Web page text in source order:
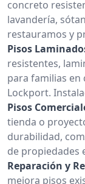
concreto
lavandería,
restauramos y
Pisos
resistentes,
para familias
Lockport.
Pisos
tienda o
durabilidad,
de propiedades
Reparación y
mejora pisos